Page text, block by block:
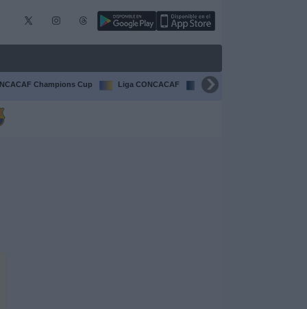
Champions Cup Liga CONCACAF Champions League